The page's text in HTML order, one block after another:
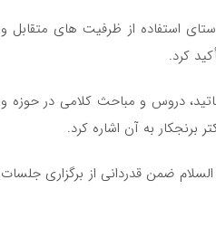
استفاده از ظرفیت های متقابل و
کرد.
دروس و مباحث کلامی در حوزه و
به آن اشاره کرد.
ضمن قدردانی از برگزاری جلسات